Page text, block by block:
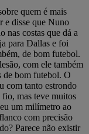
quem é mais
e disse que Nuno
nas costas que dá a
para Dallas e foi
de bom futebol.
com ele também
de bom futebol. O
com tanto estrondo
mas teve muitos
um milímetro ao
com precisão
Parece não existir